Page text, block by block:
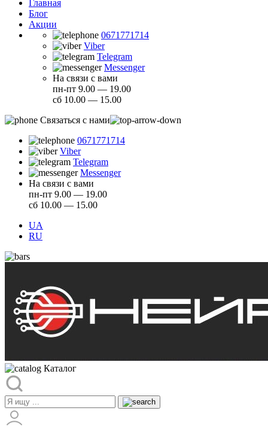
Главная
Блог
Акции
0671771714
Viber
Telegram
Messenger
На связи с вами
пн-пт 9.00 — 19.00
сб 10.00 — 15.00
Связаться с нами
0671771714
Viber
Telegram
Messenger
На связи с вами
пн-пт 9.00 — 19.00
сб 10.00 — 15.00
UA
RU
Каталог